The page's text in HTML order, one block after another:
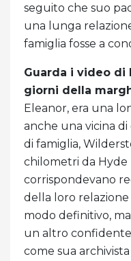
seguito che suo
una lunga
famiglia fosse a
Guarda i video di
giorni della
Eleanor, era una
anche una vicina
di famiglia,
chilometri da Hyde
corrispondevano
della loro
modo definitivo,
un altro confidente
come sua